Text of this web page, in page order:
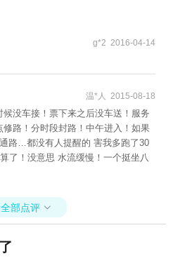
g*2 2016-04-14
温*人 2015-08-18
没车接！票下来之后没车送！服务
路！分时段封路！中午进入！如果
路…都没有人提醒的 害我多跑了30
了！没意思 水流缓慢！一个挺坐八
部点评 